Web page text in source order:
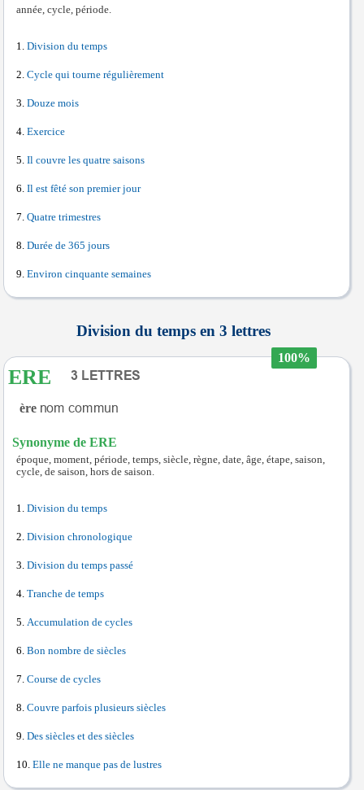
année, cycle, période.
Division du temps
Cycle qui tourne régulièrement
Douze mois
Exercice
Il couvre les quatre saisons
Il est fêté son premier jour
Quatre trimestres
Durée de 365 jours
Environ cinquante semaines
Division du temps en 3 lettres
100%
ERE
ère
Synonyme de ERE
époque, moment, période, temps, siècle, règne, date, âge, étape, saison,
cycle, de saison, hors de saison.
Division du temps
Division chronologique
Division du temps passé
Tranche de temps
Accumulation de cycles
Bon nombre de siècles
Course de cycles
Couvre parfois plusieurs siècles
Des siècles et des siècles
Elle ne manque pas de lustres